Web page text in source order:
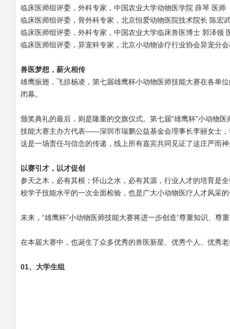
临床医师组评委，外科专家，中国农业大学动物医学院 薛琴 医师
临床医师组评委，骨外科专家，北京恒爱动物医院技术院长 陈宏
临床医师组评委，外科专家，中国农业大学临床兽医博士 郭泽领
临床医师组评委，异宠科专家，北京小动物诊疗行业协会异宠分
兽医梦想，薪火相传
雄鹰振翅，飞掠杨凌，第七届雄鹰杯小动物医师技能大赛在各单
闭幕。
颁奖典礼的最后，则是隆重的交旗仪式。第七届“雄鹰杯”小动物
技能大赛主办方代表——深圳市瑞鹏公益基金会理事长李丽女士，
这是一场责任与信念的传递，线上所有嘉宾共同见证了这庄严而
以赛引才，以才促创
参天之木，必有其根；怀山之水，必有其源，行业人才的培育是
校学子技能水平的一次全面检验，也是广大小动物医疗人才风采
未来， “雄鹰杯”小动物医师技能大赛将进一步创造“尊重知识、
在本届大赛中，也诞生了众多优秀的兽医新星、优秀个人、优秀
01、 大学生组